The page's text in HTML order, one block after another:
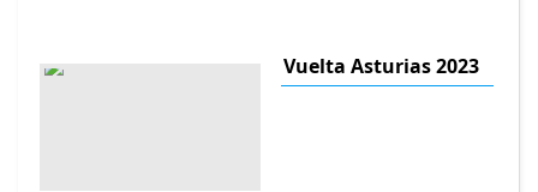
Vuelta Asturias 2023